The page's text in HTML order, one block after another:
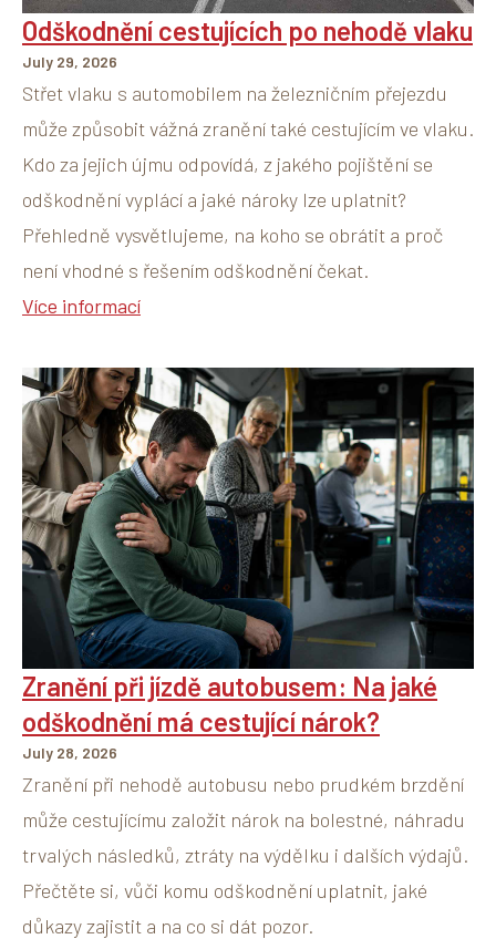
Odškodnění cestujících po nehodě vlaku
July 29, 2026
Střet vlaku s automobilem na železničním přejezdu
může způsobit vážná zranění také cestujícím ve vlaku.
Kdo za jejich újmu odpovídá, z jakého pojištění se
odškodnění vyplácí a jaké nároky lze uplatnit?
Přehledně vysvětlujeme, na koho se obrátit a proč
není vhodné s řešením odškodnění čekat.
Více informací
Zranění při jízdě autobusem: Na jaké
odškodnění má cestující nárok?
July 28, 2026
Zranění při nehodě autobusu nebo prudkém brzdění
může cestujícímu založit nárok na bolestné, náhradu
trvalých následků, ztráty na výdělku i dalších výdajů.
Přečtěte si, vůči komu odškodnění uplatnit, jaké
důkazy zajistit a na co si dát pozor.